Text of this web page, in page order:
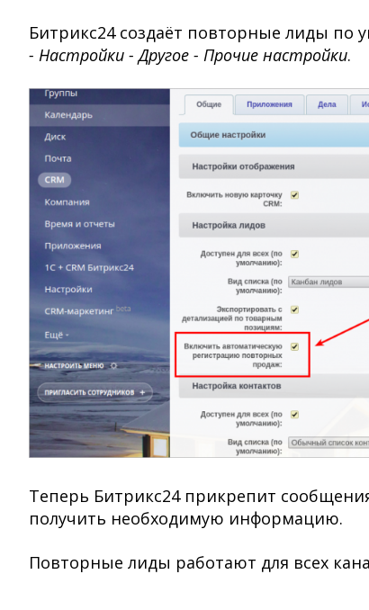
Битрикс24 создаёт повторные лиды
- Настройки - Другое - Прочие настройки.
Теперь Битрикс24 прикрепит
получить необходимую информацию.
Повторные лиды работают для всех